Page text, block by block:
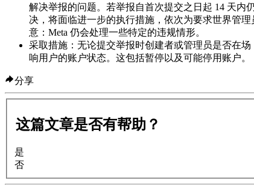
解决举报的问题。若举报自首次提交之日起 14 天内
决，将面临进一步的执行措施，依次为要求世界管
意 ：Meta 仍会处理一些特定的违规情形。
采取措施 ：无论提交举报时创建者或管理员是否在
响用户的账户状态。这包括暂停以及可能停用账户。
分享
这篇文章是否有帮助？
是
否